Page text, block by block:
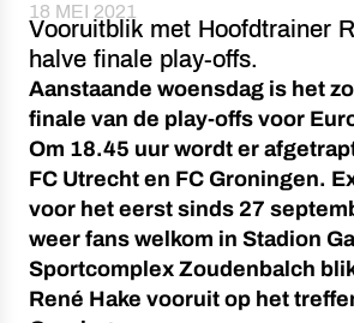
18 MEI 2021
Vooruitblik met Hoofdtrainer
halve finale play-offs.
Aanstaande woensdag is het
finale van de play-offs voor
Om 18.45 uur wordt er
FC Utrecht en FC Groningen.
voor het eerst sinds 27
weer fans welkom in Stadion
Sportcomplex Zoudenbalch
René Hake vooruit op het